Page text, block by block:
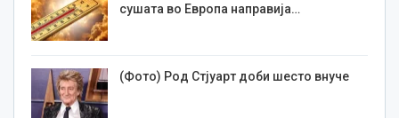
сушата во Европа направија…
(Фото) Род Стјуарт доби шесто внуче